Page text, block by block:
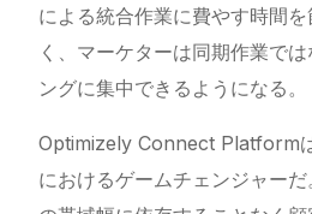
による統合作業に費やす時間
く、マーケターは同期作業で
ングに集中できるようになる。
Optimizely Connect Platform
におけるゲームチェンジャー